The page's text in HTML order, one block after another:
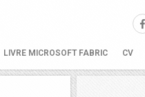
LIVRE MICROSOFT FABRIC CV